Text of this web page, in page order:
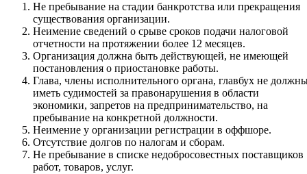
Не пребывание на стадии банкротства или прекращения
существования организации.
Неимение сведений о срыве сроков подачи налоговой
отчетности на протяжении более 12 месяцев.
Организация должна быть действующей, не имеющей
постановления о приостановке работы.
Глава, члены исполнительного органа, главбух не
иметь судимостей за правонарушения в области
экономики, запретов на предпринимательство, на
пребывание на конкретной должности.
Неимение у организации регистрации в оффшоре.
Отсутствие долгов по налогам и сборам.
Не пребывание в списке недобросовестных поставщиков
работ, товаров, услуг.